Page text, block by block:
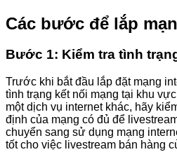
Các bước để lắp
Bước 1: Kiểm tra tình
Trước khi bắt đầu lắp đặt mạng
tình trạng kết nối mạng tại khu
một dịch vụ internet khác, hãy
định của mạng có đủ để
chuyển sang sử dụng mạng
tốt cho việc livestream bán hàng